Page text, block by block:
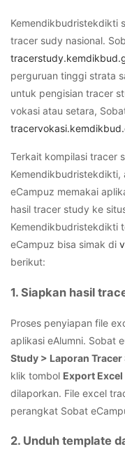
Kemendikbudristekdikti
tracer sudy nasional.
perguruan tinggi strata
untuk pengisian tracer
vokasi atau setara,
Terkait kompilasi tracer
Kemendikbudristekdikti,
eCampuz memakai
hasil tracer study ke
Kemendikbudristekdikti
eCampuz bisa simak di
berikut:
1. Siapkan hasil
Proses penyiapan file
aplikasi eAlumni. Sobat
Study > Laporan Tracer
klik tombol Export Excel
dilaporkan. File excel
perangkat Sobat
2. Unduh template